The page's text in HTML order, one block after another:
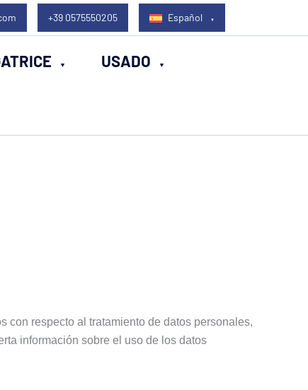
+39 0575550205 Español
USADO
con respecto al tratamiento de datos personales,
información sobre el uso de los datos